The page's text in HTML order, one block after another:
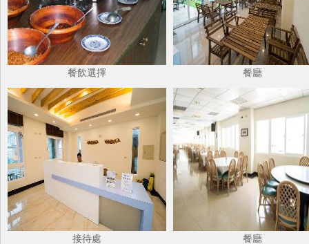
餐飲選擇 餐廳
接待處 餐廳